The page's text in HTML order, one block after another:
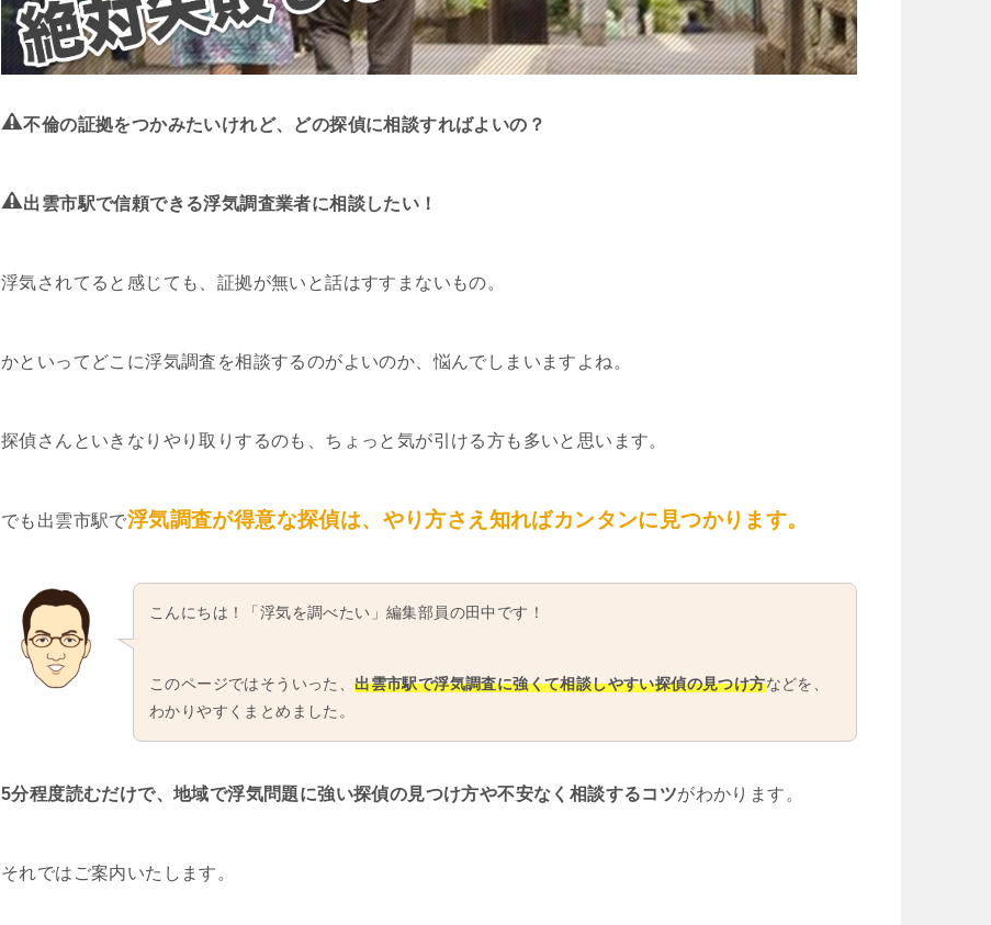
不倫の証拠をつかみたいけれど、どの探偵に相談すればよいの？
出雲市駅で信頼できる浮気調査業者に相談したい！
浮気されてると感じても、証拠が無いと話はすすまないもの。
かといってどこに浮気調査を相談するのがよいのか、悩んでしまいますよね。
探偵さんといきなりやり取りするのも、ちょっと気が引ける方も多いと思います。
でも出雲市駅で浮気調査が得意な探偵は、やり方さえ知ればカンタンに見つかります。
こんにちは！「浮気を調べたい」編集部員の田中です！
このページではそういった、出雲市駅で浮気調査に強くて相談しやすい探偵の見つけ方などを、
わかりやすくまとめました。
5分程度読むだけで、地域で浮気問題に強い探偵の見つけ方や不安なく相談するコツがわかります。
それではご案内いたします。